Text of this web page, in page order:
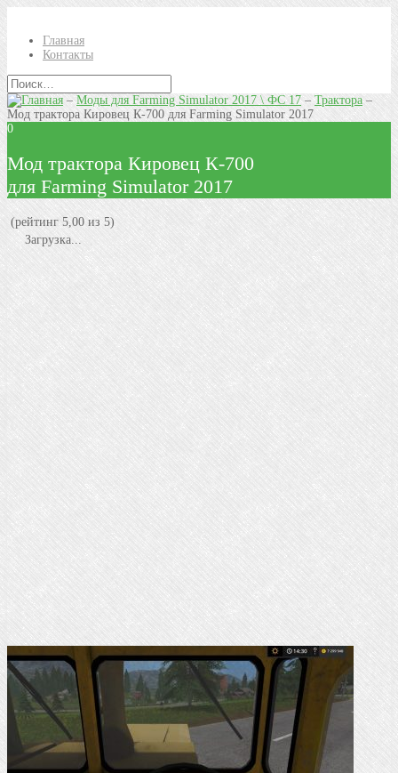
Главная
Контакты
–Моды для Farming Simulator 2017 \ ФС 17– Трактора–
Мод трактора Кировец К-700 для Farming Simulator 2017
0
Мод трактора Кировец К-700
для Farming Simulator 2017
(рейтинг 5,00 из 5)
Загрузка...